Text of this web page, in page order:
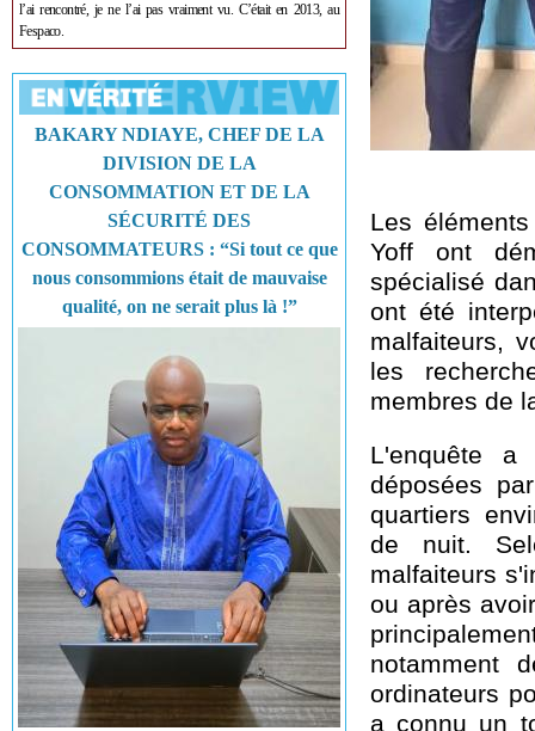
l’ai rencontré, je ne l’ai pas vraiment vu. C’était en 2013, au
Fespaco.
BAKARY NDIAYE, CHEF DE LA
DIVISION DE LA
CONSOMMATION ET DE LA
SÉCURITÉ DES
CONSOMMATEURS : “Si tout ce que
nous consommions était de mauvaise
qualité, on ne serait plus là !”
Les
Yoff ont
spécialisé
ont été
malfaiteurs,
les
membres de
L'enquête
déposées
quartiers
de nuit.
malfaiteurs
ou après
notamment
ordinateurs
a connu un